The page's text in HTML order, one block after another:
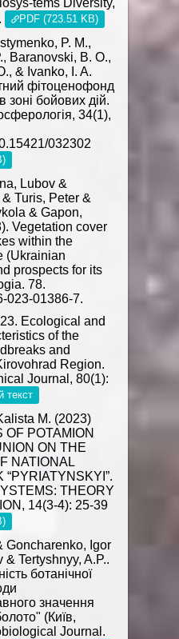
tems Diversity,
PDF (723.51 KB)
P. M.,
Baranovski, B. O.,
& Ivanko, I. A.
фітоценофонд
зоні бойових дій.
34(1),
032302
Lubov &
Turis, Peter &
& Gapon,
Vegetation cover
within the
(Ukrainian
prospects for its
78.
023-01386-7.
Ecological and
of the
and
Region.
Journal, 80(1):
текст
M. (2023)
OF POTAMION
ON THE
NATIONAL
“PYRIATYNSKYI”.
THEORY
14(3-4): 25-39
Goncharenko, Igor
Tertyshnyy, A.P..
ботанічної
значення
(Київ,
Journal.